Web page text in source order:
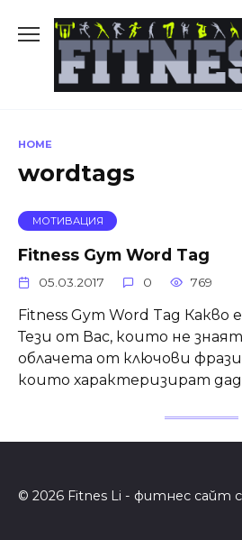
HOME
wordtags
МОТИВАЦИЯ
Fitness Gym Word Tag
05.03.2017 0 769
Fitness Gym Word Tag Какво
Тези от Вас, които не
облачета от ключови
които характеризират
© 2026 Fitnes Li - фитнес сайт